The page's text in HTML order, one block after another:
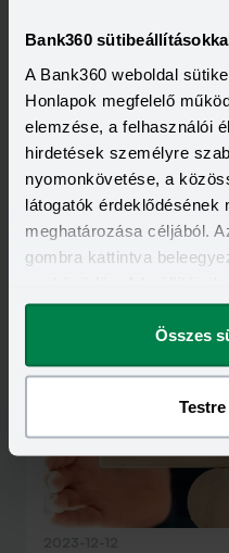
Bank360
A Bank360 weboldal
Honlapok megfelelő
elemzése, a felhasználói
hirdetések személyre
nyomonkövetése, a
látogatók érdeklődésének
meghatározása céljából.
gombra kattintva
megváltoztathatod.
Összes
2023-12-18
Kezdődik: egy bank
alá vitte a lakáshitelét
első bank, amelyik már
lehet. Kérdés, hogy a